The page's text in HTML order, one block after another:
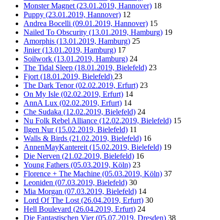
Monster Magnet (23.01.2019, Hannover) 18
Puppy (23.01.2019, Hannover) 12
Andrea Bocelli (09.01.2019, Hannover) 15
Nailed To Obscurity (13.01.2019, Hamburg) 19
Amorphis (13.01.2019, Hamburg) 25
Jinier (13.01.2019, Hamburg) 17
Soilwork (13.01.2019, Hamburg) 24
The Tidal Sleep (18.01.2019, Bielefeld) 23
Fjort (18.01.2019, Bielefeld) 23
The Dark Tenor (02.02.2019, Erfurt) 23
On My Isle (02.02.2019, Erfurt) 14
AnnA Lux (02.02.2019, Erfurt) 14
Che Sudaka (12.02.2019, Bielefeld) 24
Nu Folk Rebel Alliance (12.02.2019, Bielefeld) 15
Ilgen Nur (15.02.2019, Bielefeld) 11
Walls & Birds (21.02.2019, Bielefeld) 16
AnnenMayKantereit (15.02.2019, Bielefeld) 19
Die Nerven (21.02.2019, Bielefeld) 16
Young Fathers (05.03.2019, Köln) 23
Florence + The Machine (05.03.2019, Köln) 37
Leoniden (07.03.2019, Bielefeld) 30
Mia Morgan (07.03.2019, Bielefeld) 14
Lord Of The Lost (26.04.2019, Erfurt) 30
Hell Boulevard (26.04.2019, Erfurt) 24
Die Fantastischen Vier (05.07.2019, Dresden) 38